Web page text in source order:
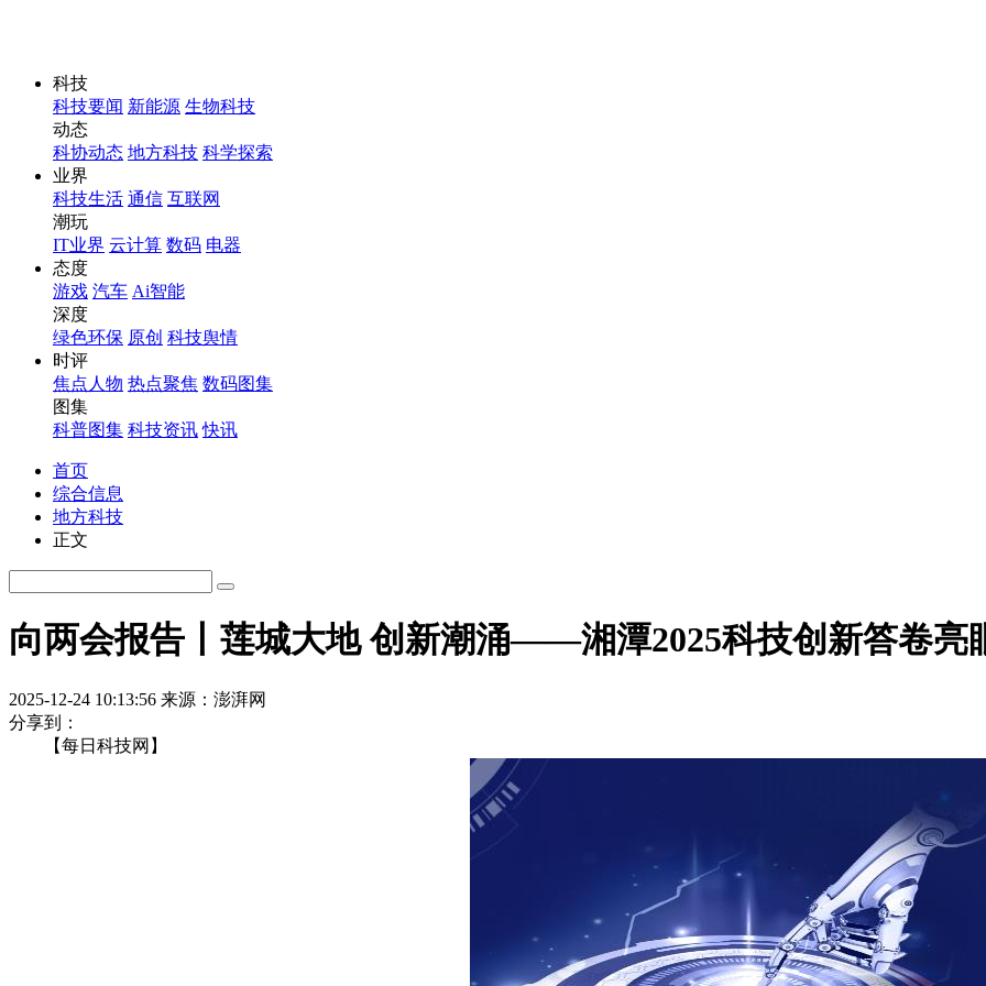
科技
科技要闻 新能源 生物科技
动态
科协动态 地方科技 科学探索
业界
科技生活 通信 互联网
潮玩
IT业界 云计算 数码 电器
态度
游戏 汽车 Ai智能
深度
绿色环保 原创 科技舆情
时评
焦点人物 热点聚焦 数码图集
图集
科普图集 科技资讯 快讯
首页
综合信息
地方科技
正文
向两会报告丨莲城大地 创新潮涌——湘潭2025科技创新答卷亮
2025-12-24 10:13:56 来源：澎湃网
分享到：
【每日科技网】